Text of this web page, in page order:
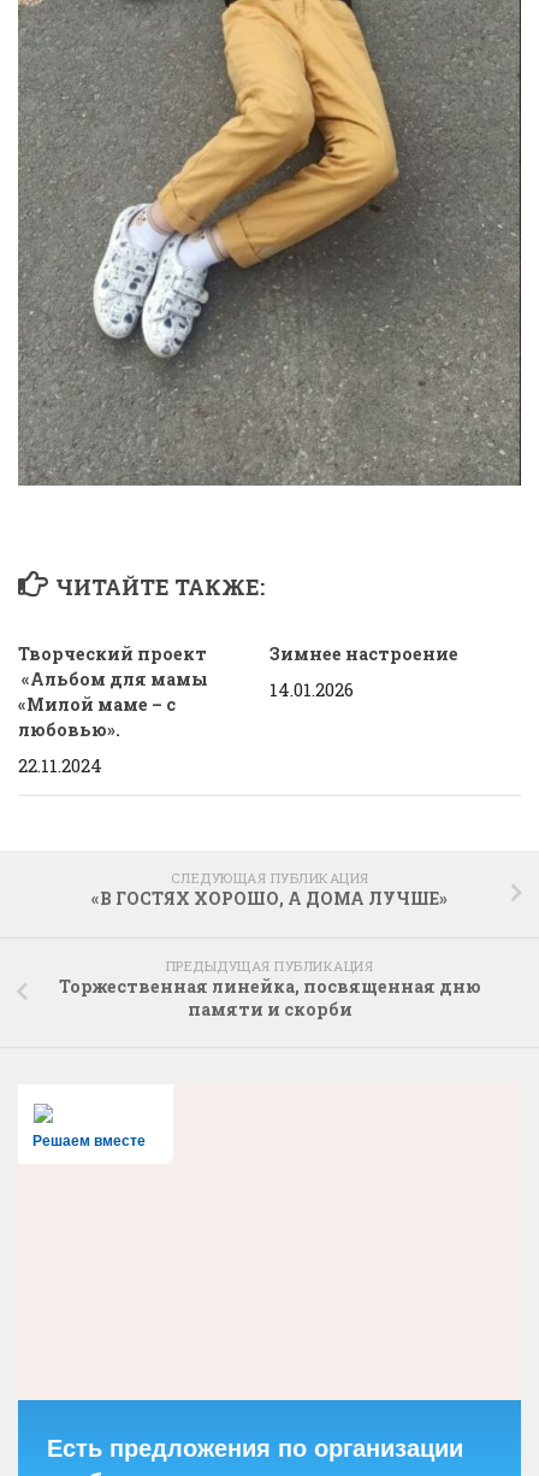
ЧИТАЙТЕ ТАКЖЕ:
Творческий проект
«Альбом для мамы
«Милой маме – с
любовью».
22.11.2024
Зимнее настроение
14.01.2026
СЛЕДУЮЩАЯ ПУБЛИКАЦИЯ
«В ГОСТЯХ ХОРОШО, А ДОМА ЛУЧШЕ»
ПРЕДЫДУЩАЯ ПУБЛИКАЦИЯ
Торжественная линейка, посвященная дню
памяти и скорби
Решаем вместе
Есть предложения по организации